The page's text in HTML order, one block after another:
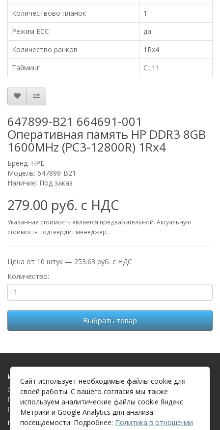
Количествово планок
1
Режим ECC
да
Количество ранков
1Rx4
Тайминг
CL11
647899-B21 664691-001
Оперативная память HP DDR3 8GB
1600MHz (PC3-12800R) 1Rx4
Бренд: HPE
Модель: 647899-B21
Наличие: Под заказ
279.00 руб. с НДС
Указанная стоимость является предварительной. Актуальную
стоимость подтвердит менеджер.
Цена от 10 штук — 253.63 руб. с НДС
Количество:
Выбрать товар
Информация
О компании
Политика в отношении обработки файлов cookie
Политика в отношении обработки персональных данных
Поддержка клиентов
Сайт использует необходимые файлы cookie для
своей работы. С вашего согласия мы также
используем аналитические файлы cookie Яндекс
Метрики и Google Analytics для анализа
посещаемости. Подробнее: Политика в отношении